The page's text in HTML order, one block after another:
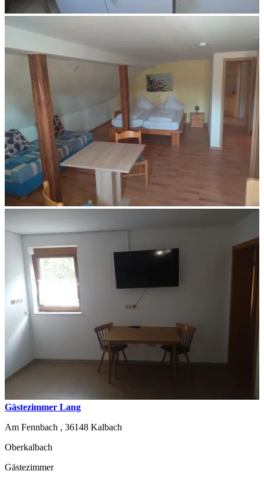
Gästezimmer Lang
Am Fennbach , 36148 Kalbach
Oberkalbach
Gästezimmer